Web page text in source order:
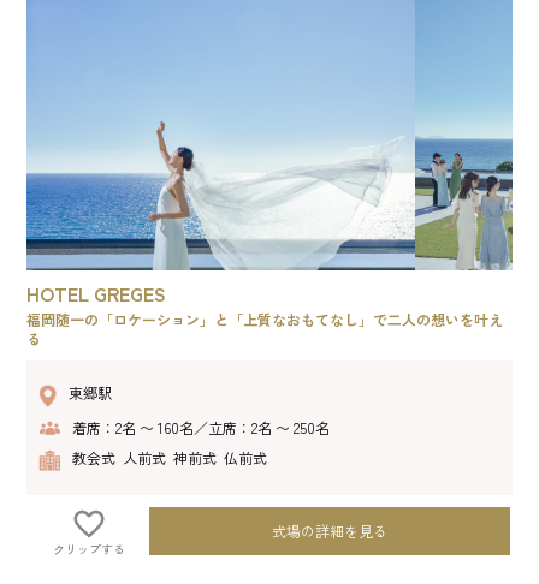
HOTEL GREGES
福岡随一の「ロケーション」と「上質なおもてなし」で二人の想いを叶え
る
東郷駅
着席：2名 〜 160名／立席：2名 〜 250名
教会式 人前式 神前式 仏前式
クリップする
式場の詳細を見る